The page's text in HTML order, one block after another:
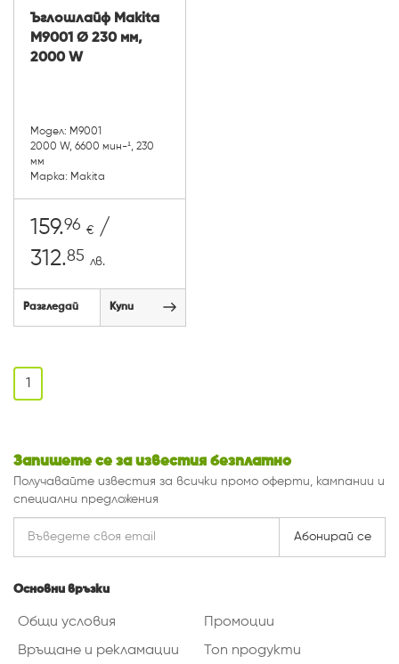
Ъглошлайф Makita
M9001 Ø 230 мм,
2000 W
Модел: M9001
2000 W, 6600 мин-¹, 230
мм
Марка: Makita
159.96 € /
312.85 лв.
Разгледай Купи
1
Запишете се за известия безплатно
Получавайте известия за всички промо оферти, кампании и
специални предложения
Абонирай се
Основни връзки
Общи условия
Връщане и рекламации
Промоции
Топ продукти